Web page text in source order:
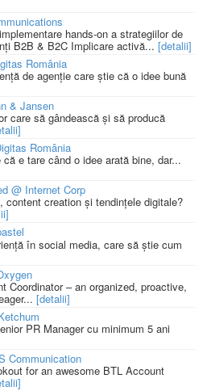
hands-on a strategiilor de
B2B & B2C Implicare activă... [detalii]
România
de agenție care știe că o idee bună
& Jansen
care să gândească și să producă
România
e tare când o idee arată bine, dar...
@ Internet Corp
content creation și tendințele digitale?
în social media, care să știe cum
Coordinator – an organized, proactive,
[detalii]
PR Manager cu minimum 5 ani
Communication
for an awesome BTL Account